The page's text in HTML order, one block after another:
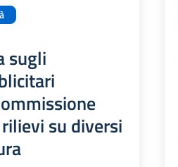
sugli
su diversi